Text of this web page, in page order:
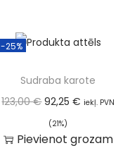
-25%
Sudraba karote
123,00€ 92,25€ iekļ. PVN
(21%)
Pievienot grozam